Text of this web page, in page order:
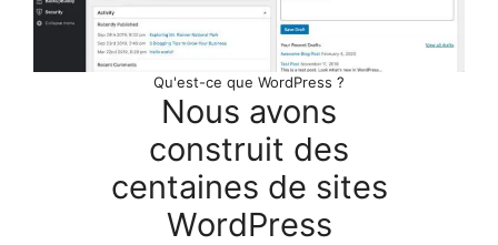
Qu'est-ce que WordPress ?
Nous avons
construit des
centaines de sites
WordPress